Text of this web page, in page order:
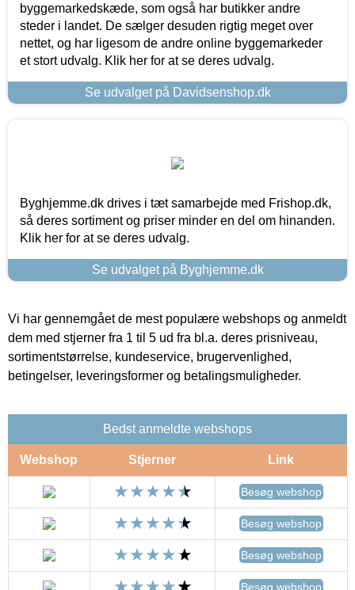
byggemarkedskæde, som også har butikker andre
steder i landet. De sælger desuden rigtig meget over
nettet, og har ligesom de andre online byggemarkeder
et stort udvalg. Klik her for at se deres udvalg.
Se udvalget på Davidsenshop.dk
Byghjemme.dk drives i tæt samarbejde med Frishop.dk,
så deres sortiment og priser minder en del om hinanden.
Klik her for at se deres udvalg.
Se udvalget på Byghjemme.dk
Vi har gennemgået de mest populære webshops og anmeldt
dem med stjerner fra 1 til 5 ud fra bl.a. deres prisniveau,
sortimentstørrelse, kundeservice, brugervenlighed,
betingelser, leveringsformer og betalingsmuligheder.
Bedst anmeldte webshops
Webshop Stjerner Link
Besøg webshop
Besøg webshop
Besøg webshop
Besøg webshop